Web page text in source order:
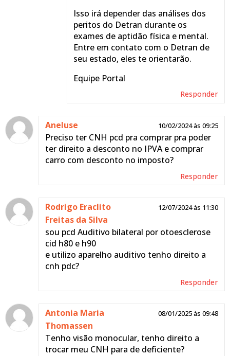
Isso irá depender das análises dos
peritos do Detran durante os
exames de aptidão física e mental.
Entre em contato com o Detran de
seu estado, eles te orientarão.
Equipe Portal
Responder
Aneluse 10/02/2024 às 09:25
Preciso ter CNH pcd pra comprar pra poder
ter direito a desconto no IPVA e comprar
carro com desconto no imposto?
Responder
Rodrigo Eraclito
Freitas da Silva
12/07/2024 às 11:30
sou pcd Auditivo bilateral por otoesclerose
cid h80 e h90
e utilizo aparelho auditivo tenho direito a
cnh pdc?
Responder
Antonia Maria
Thomassen
08/01/2025 às 09:48
Tenho visão monocular, tenho direito a
trocar meu CNH para de deficiente?